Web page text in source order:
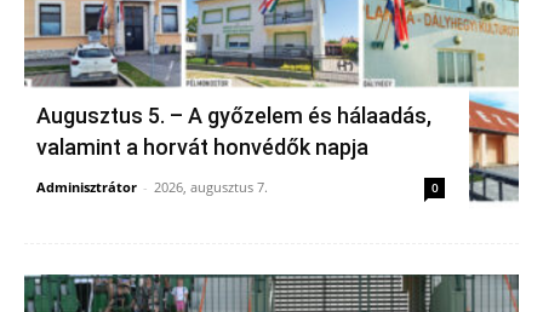
Augusztus 5. – A győzelem és hálaadás,
valamint a horvát honvédők napja
Adminisztrátor - 2026, augusztus 7. 0